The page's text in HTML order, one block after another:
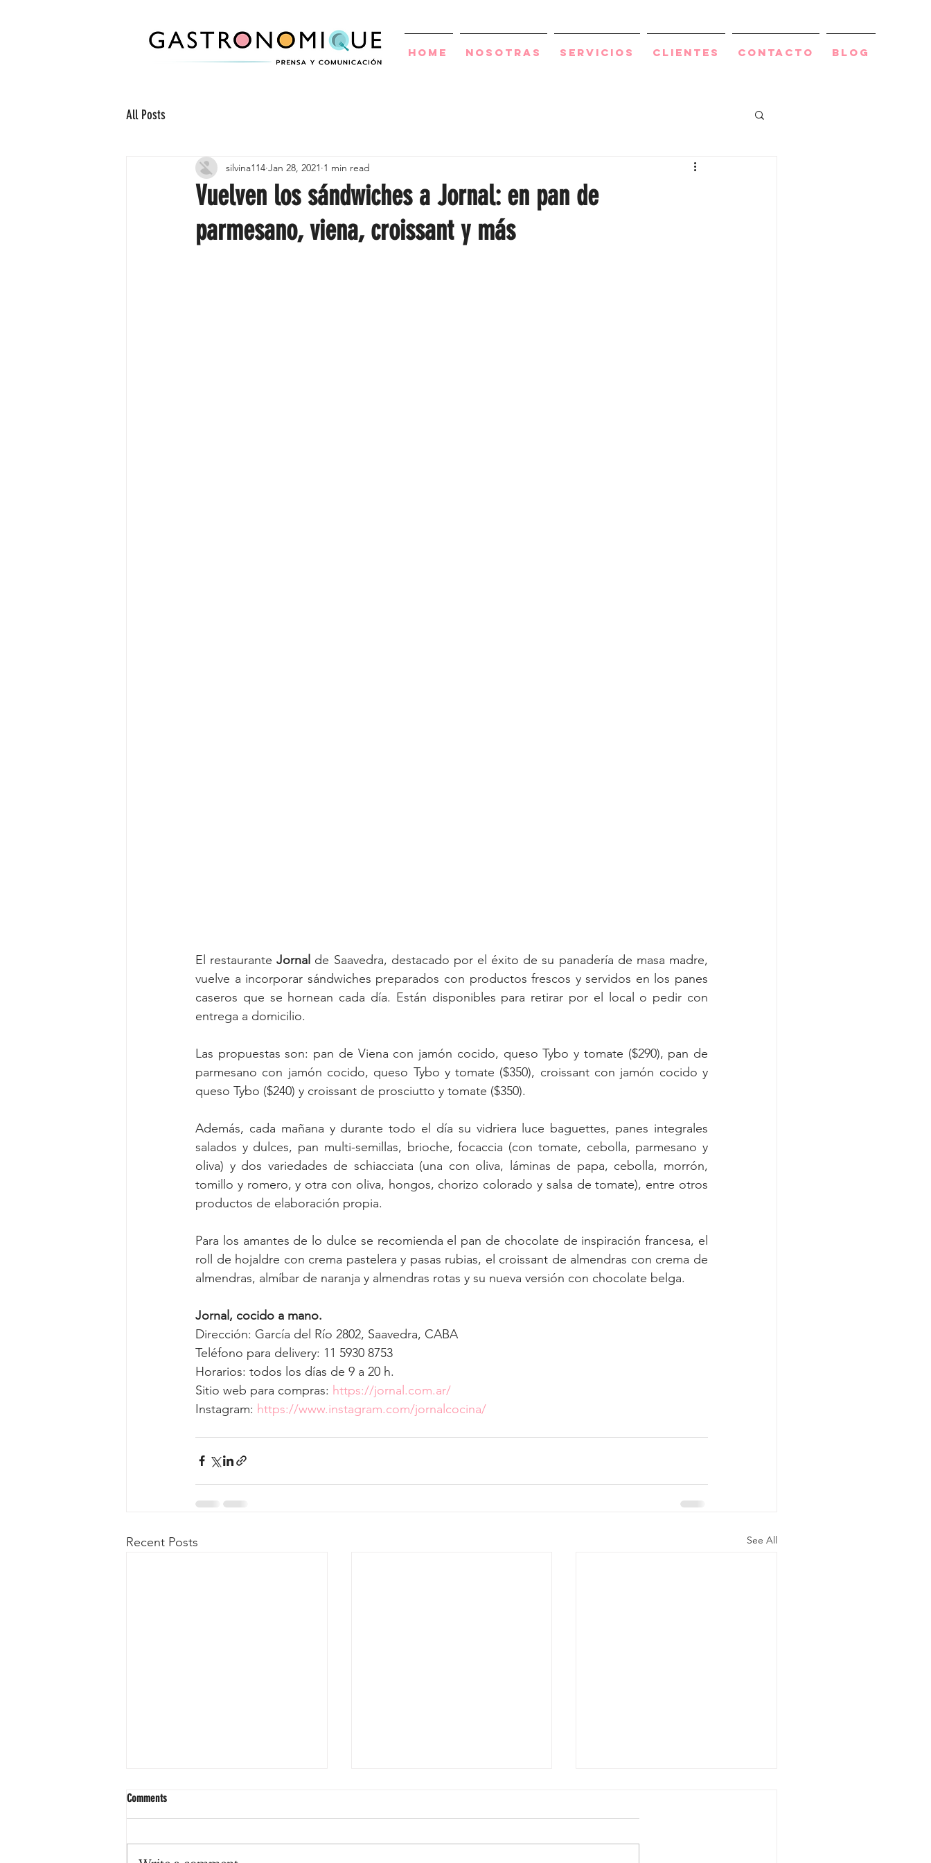
Home Nosotras Servicios Clientes Contacto BLOG
All Posts
Vuelven los sándwiches a Jornal: en pan de
parmesano, viena, croissant y más
silvina114 Jan 28, 2021 1 min read
El restaurante Jornal de Saavedra, destacado por el éxito de su panadería de masa madre,
vuelve a incorporar sándwiches preparados con productos frescos y servidos en los panes
caseros que se hornean cada día. Están disponibles para retirar por el local o pedir con
entrega a domicilio.
Las propuestas son: pan de Viena con jamón cocido, queso Tybo y tomate ($290), pan de
parmesano con jamón cocido, queso Tybo y tomate ($350), croissant con jamón cocido y
queso Tybo ($240) y croissant de prosciutto y tomate ($350).
Además, cada mañana y durante todo el día su vidriera luce baguettes, panes integrales
salados y dulces, pan multi-semillas, brioche, focaccia (con tomate, cebolla, parmesano y
oliva) y dos variedades de schiacciata (una con oliva, láminas de papa, cebolla, morrón,
tomillo y romero, y otra con oliva, hongos, chorizo colorado y salsa de tomate), entre otros
productos de elaboración propia.
Para los amantes de lo dulce se recomienda el pan de chocolate de inspiración francesa, el
roll de hojaldre con crema pastelera y pasas rubias, el croissant de almendras con crema de
almendras, almíbar de naranja y almendras rotas y su nueva versión con chocolate belga.
Jornal, cocido a mano.
Dirección: García del Río 2802, Saavedra, CABA
Teléfono para delivery: 11 5930 8753
Horarios: todos los días de 9 a 20 h.
Sitio web para compras: https://jornal.com.ar/
Instagram: https://www.instagram.com/jornalcocina/
Recent Posts See All
Comments